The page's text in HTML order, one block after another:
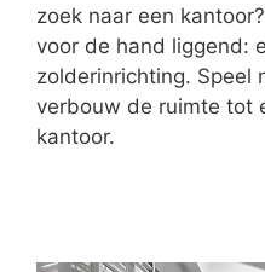
zoek naar een
voor de hand liggend:
zolderinrichting. Speel
verbouw de ruimte tot
kantoor.